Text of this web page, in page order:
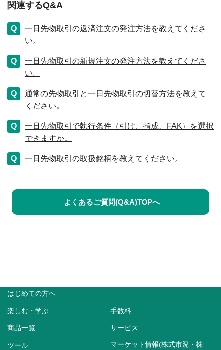
関連するQ&A
一日先物取引の返済注文の発注方法を教えてくださ
い。
一日先物取引の新規注文の発注方法を教えてくださ
い。
通常の先物取引と一日先物取引の切替方法を教えて
ください。
一日先物取引で執行条件（引け、指成、FAK）を選択
できますか。
一日先物取引の取扱銘柄を教えてください。
よくあるご質問(Q&A)TOPへ
はじめての方へ
楽しむ・学ぶ 手数料
商品一覧 サービス
ツール
マーケット情報(株式市況・株